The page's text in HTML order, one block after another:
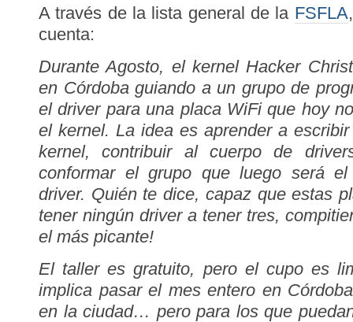
A través de la lista general de la FSFLA
cuenta:
Durante Agosto, el kernel Hacker
en Córdoba guiando a un grupo de
el driver para una placa WiFi que hoy
el kernel. La idea es aprender a
kernel, contribuir al cuerpo de
conformar el grupo que luego será
driver. Quién te dice, capaz que estas
tener ningún driver a tener tres,
el más picante!
El taller es gratuito, pero el cupo es
implica pasar el mes entero en
en la ciudad… pero para los que